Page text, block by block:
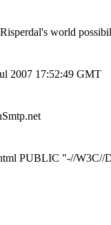
world
2007 17:52:49 GMT
PUBLIC "-//W3C//